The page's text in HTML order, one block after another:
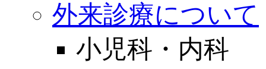
外来診療について
小児科・内科